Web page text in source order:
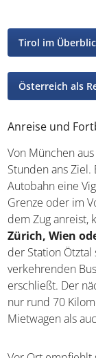
Tirol im
Anreise und
Von München
Stunden ans
Autobahn eine
Grenze oder im
dem Zug anreist,
aus Zürich,
zurückgreifen.
regelmäßig
Region
sind sowohl